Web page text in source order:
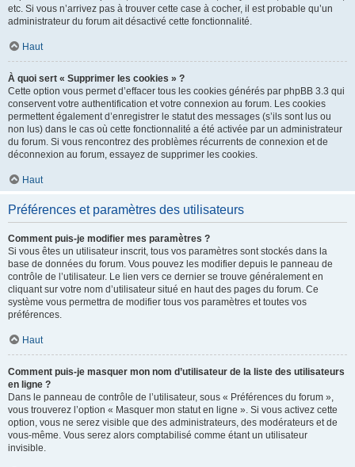
etc. Si vous n’arrivez pas à trouver cette case à cocher, il est probable qu’un
administrateur du forum ait désactivé cette fonctionnalité.
Haut
À quoi sert « Supprimer les cookies » ?
Cette option vous permet d’effacer tous les cookies générés par phpBB 3.3 qui
conservent votre authentification et votre connexion au forum. Les cookies
permettent également d’enregistrer le statut des messages (s’ils sont lus ou
non lus) dans le cas où cette fonctionnalité a été activée par un administrateur
du forum. Si vous rencontrez des problèmes récurrents de connexion et de
déconnexion au forum, essayez de supprimer les cookies.
Haut
Préférences et paramètres des utilisateurs
Comment puis-je modifier mes paramètres ?
Si vous êtes un utilisateur inscrit, tous vos paramètres sont stockés dans la
base de données du forum. Vous pouvez les modifier depuis le panneau de
contrôle de l’utilisateur. Le lien vers ce dernier se trouve généralement en
cliquant sur votre nom d’utilisateur situé en haut des pages du forum. Ce
système vous permettra de modifier tous vos paramètres et toutes vos
préférences.
Haut
Comment puis-je masquer mon nom d’utilisateur de la liste des utilisateurs
en ligne ?
Dans le panneau de contrôle de l’utilisateur, sous « Préférences du forum »,
vous trouverez l’option « Masquer mon statut en ligne ». Si vous activez cette
option, vous ne serez visible que des administrateurs, des modérateurs et de
vous-même. Vous serez alors comptabilisé comme étant un utilisateur
invisible.